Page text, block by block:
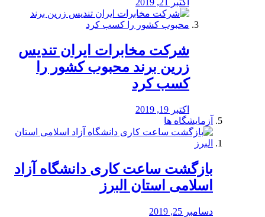
اکتبر 21, 2019
شرکت مخابرات ایران تندیس
زرین برند محبوب کشور را
کسب کرد
اکتبر 19, 2019
آزمایشگاه ها
بازگشت ساعت کاری دانشگاه آزاد
اسلامی استان البرز
دسامبر 25, 2019